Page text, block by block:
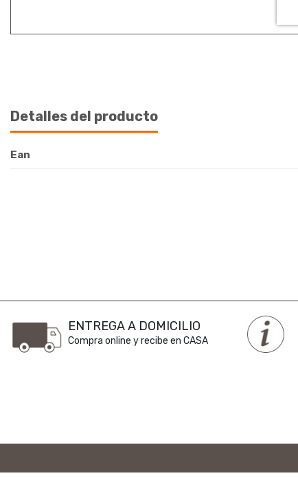
Detalles del producto
Ean
ENTREGA A DOMICILIO
Compra online y recibe en CASA